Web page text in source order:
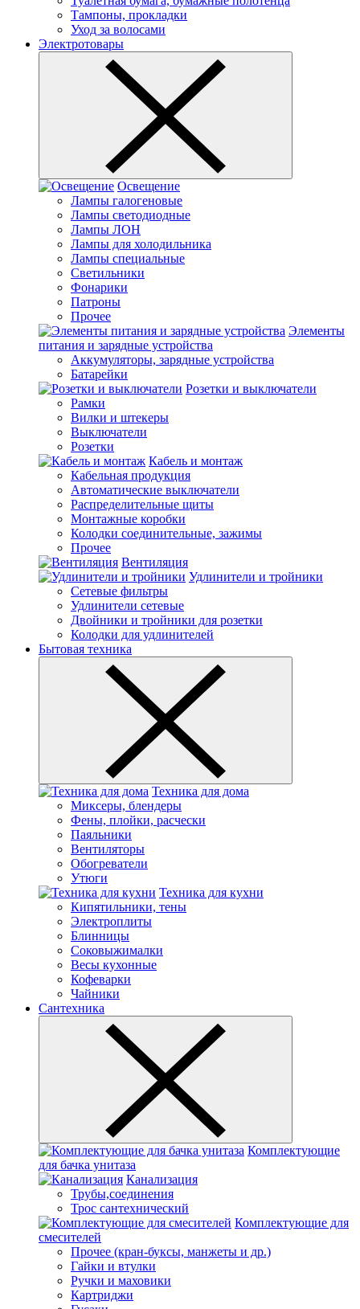
Тампоны, прокладки
Уход за волосами
Электротовары
Освещение
Лампы галогеновые
Лампы светодиодные
Лампы ЛОН
Лампы для холодильника
Лампы специальные
Светильники
Фонарики
Патроны
Прочее
Элементы
питания и зарядные устройства
Аккумуляторы, зарядные устройства
Батарейки
Розетки и выключатели
Рамки
Вилки и штекеры
Выключатели
Розетки
Кабель и монтаж
Кабельная продукция
Автоматические выключатели
Распределительные щиты
Монтажные коробки
Колодки соединительные, зажимы
Прочее
Вентиляция
Удлинители и тройники
Сетевые фильтры
Удлинители сетевые
Двойники и тройники для розетки
Колодки для удлинителей
Бытовая техника
Техника для дома
Миксеры, блендеры
Фены, плойки, расчески
Паяльники
Вентиляторы
Обогреватели
Утюги
Техника для кухни
Кипятильники, тены
Электроплиты
Блинницы
Соковыжималки
Весы кухонные
Кофеварки
Чайники
Сантехника
Комплектующие
для бачка унитаза
Канализация
Трубы,соединения
Трос сантехнический
Комплектующие для
смесителей
Прочее (кран-буксы, манжеты и др.)
Гайки и втулки
Ручки и маховики
Картриджи